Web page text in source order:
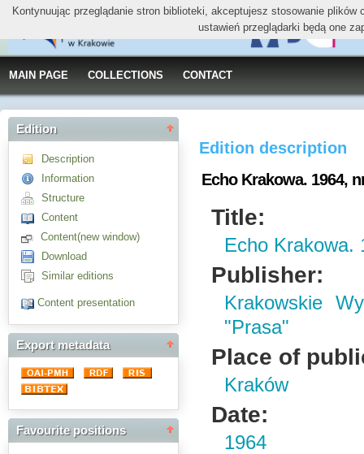
MAIN PAGE COLLECTIONS CONTACT
Edition
Description
Information
Structure
Content
Content(new window)
Download
Similar editions
Content presentation
Export metadata
Favourite positions
Edition description
Echo Krakowa. 1964,
Title:
Echo Krakowa.
Publisher:
Krakowskie
"Prasa"
Place of
Kraków
Date:
1964
Kontynuując przeglądanie stron biblioteki, akceptujesz stosowanie
ustawień przeglądarki będą one